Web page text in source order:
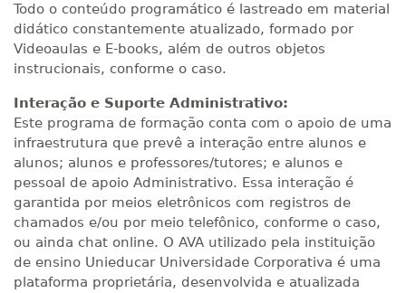
Todo o conteúdo programático é lastreado em material
didático constantemente atualizado, formado por
Videoaulas e E-books, além de outros objetos
instrucionais, conforme o caso.
Interação e Suporte Administrativo:
Este programa de formação conta com o apoio de uma
infraestrutura que prevê a interação entre alunos e
alunos; alunos e professores/tutores; e alunos e
pessoal de apoio Administrativo. Essa interação é
garantida por meios eletrônicos com registros de
chamados e/ou por meio telefônico, conforme o caso,
ou ainda chat online. O AVA utilizado pela instituição
de ensino Unieducar Universidade Corporativa é uma
plataforma proprietária, desenvolvida e atualizada